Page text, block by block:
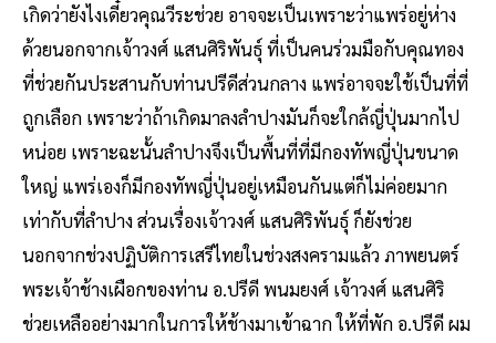
เกิดว่ายังไงเดี๋ยวคุณวีระช่วย อาจจะเป็นเพราะว่าแพร่อยู่ห่าง
ด้วยนอกจากเจ้าวงศ์ แสนศิริพันธุ์ ที่เป็นคนร่วมมือกับคุณทอง
ที่ช่วยกันประสานกับท่านปรีดีส่วนกลาง แพร่อาจจะใช้เป็นที่ที่
ถูกเลือก เพราะว่าถ้าเกิดมาลงลำปางมันก็จะใกล้ญี่ปุ่นมากไป
หน่อย เพราะฉะนั้นลำปางจึงเป็นพื้นที่ที่มีกองทัพญี่ปุ่นขนาด
ใหญ่ แพร่เองก็มีกองทัพญี่ปุ่นอยู่เหมือนกันแต่ก็ไม่ค่อยมาก
เท่ากับที่ลำปาง ส่วนเรื่องเจ้าวงศ์ แสนศิริพันธุ์ ก็ยังช่วย
นอกจากช่วงปฏิบัติการเสรีไทยในช่วงสงครามแล้ว ภาพยนตร์
พระเจ้าช้างเผือกของท่าน อ.ปรีดี พนมยงศ์ เจ้าวงศ์ แสนศิริ
ช่วยเหลืออย่างมากในการให้ช้างมาเข้าฉาก ให้ที่พัก อ.ปรีดี ผม